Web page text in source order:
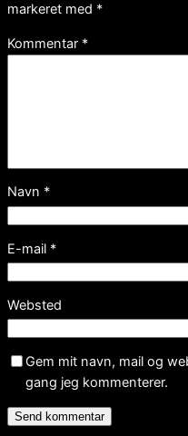
markeret med *
Kommentar *
Navn *
E-mail *
Websted
Gem mit navn, mail og
gang jeg kommenterer.